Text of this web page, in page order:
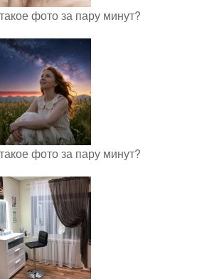
фото за пару минут?
фото за пару минут?